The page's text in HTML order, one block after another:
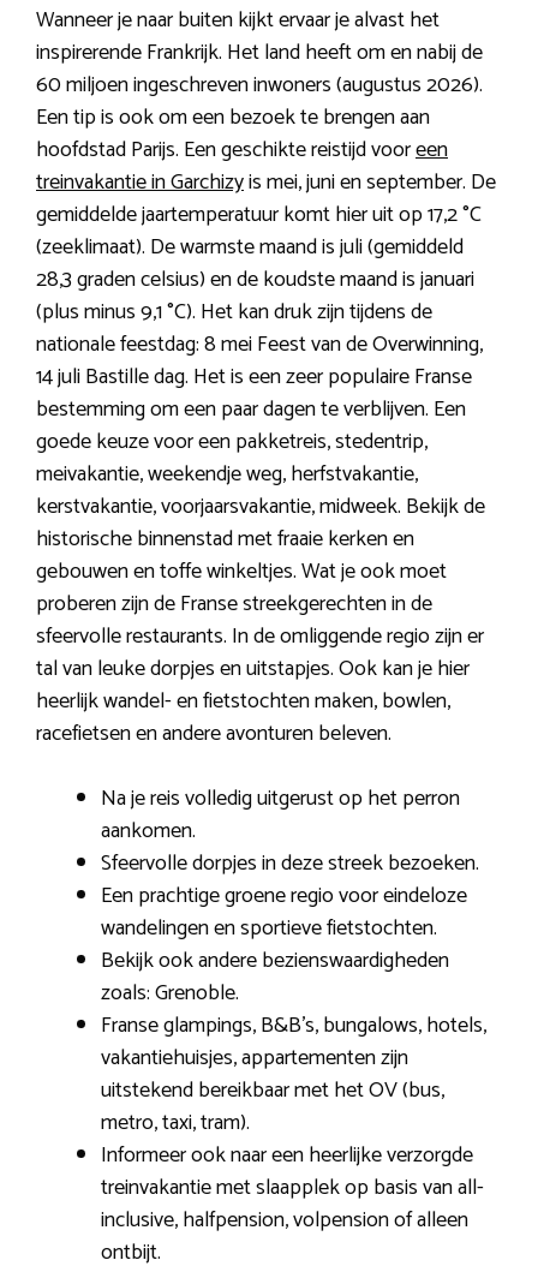
Wanneer je naar buiten kijkt ervaar je alvast het
inspirerende Frankrijk. Het land heeft om en nabij de
60 miljoen ingeschreven inwoners (augustus 2026).
Een tip is ook om een bezoek te brengen aan
hoofdstad Parijs. Een geschikte reistijd vooreen
treinvakantie in Garchizyis mei, juni en september. De
gemiddelde jaartemperatuur komt hier uit op 17,2 °C
(zeeklimaat). De warmste maand is juli (gemiddeld
28,3 graden celsius) en de koudste maand is januari
(plus minus 9,1 °C). Het kan druk zijn tijdens de
nationale feestdag: 8 mei Feest van de Overwinning,
14 juli Bastille dag. Het is een zeer populaire Franse
bestemming om een paar dagen te verblijven. Een
goede keuze voor een pakketreis, stedentrip,
meivakantie, weekendje weg, herfstvakantie,
kerstvakantie, voorjaarsvakantie, midweek. Bekijk de
historische binnenstad met fraaie kerken en
gebouwen en toffe winkeltjes. Wat je ook moet
proberen zijn de Franse streekgerechten in de
sfeervolle restaurants. In de omliggende regio zijn er
tal van leuke dorpjes en uitstapjes. Ook kan je hier
heerlijk wandel- en fietstochten maken, bowlen,
racefietsen en andere avonturen beleven.
Na je reis volledig uitgerust op het perron
aankomen.
Sfeervolle dorpjes in deze streek bezoeken.
Een prachtige groene regio voor eindeloze
wandelingen en sportieve fietstochten.
Bekijk ook andere bezienswaardigheden
zoals: Grenoble.
Franse glampings, B&B’s, bungalows, hotels,
vakantiehuisjes, appartementen zijn
uitstekend bereikbaar met het OV (bus,
metro, taxi, tram).
Informeer ook naar een heerlijke verzorgde
treinvakantie met slaapplek op basis van all-
inclusive, halfpension, volpension of alleen
ontbijt.